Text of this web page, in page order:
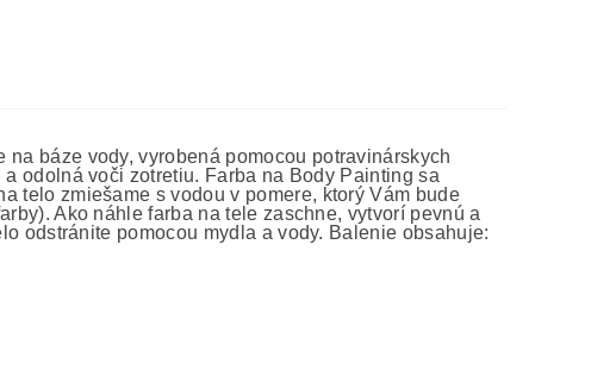
báze vody, vyrobená pomocou potravinárskych
odolná voči zotretiu. Farba na Body Painting sa
telo zmiešame s vodou v pomere, ktorý Vám bude
Ako náhle farba na tele zaschne, vytvorí pevnú a
odstránite pomocou mydla a vody. Balenie obsahuje: